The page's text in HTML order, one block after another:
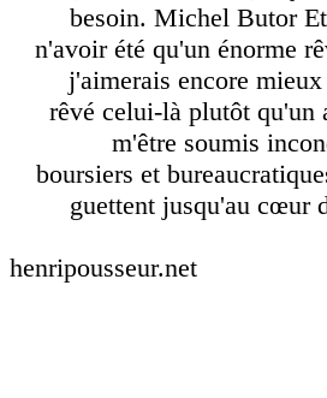
besoin. Michel Butor
n'avoir été qu'un énorme
j'aimerais encore
rêvé celui-là plutôt qu'un
m'être soumis
boursiers et
guettent jusqu'au cœur
henripousseur.net